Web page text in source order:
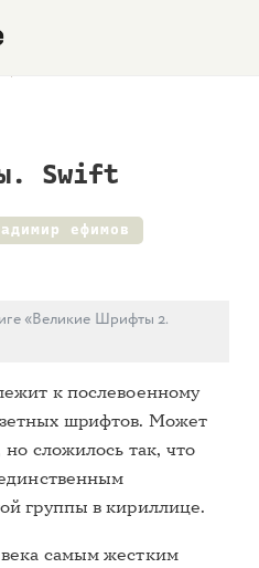
Swift
ефимов
«Великие Шрифты 2.
к послевоенному
шрифтов. Может
сложилось так, что
группы в кириллице.
самым жестким